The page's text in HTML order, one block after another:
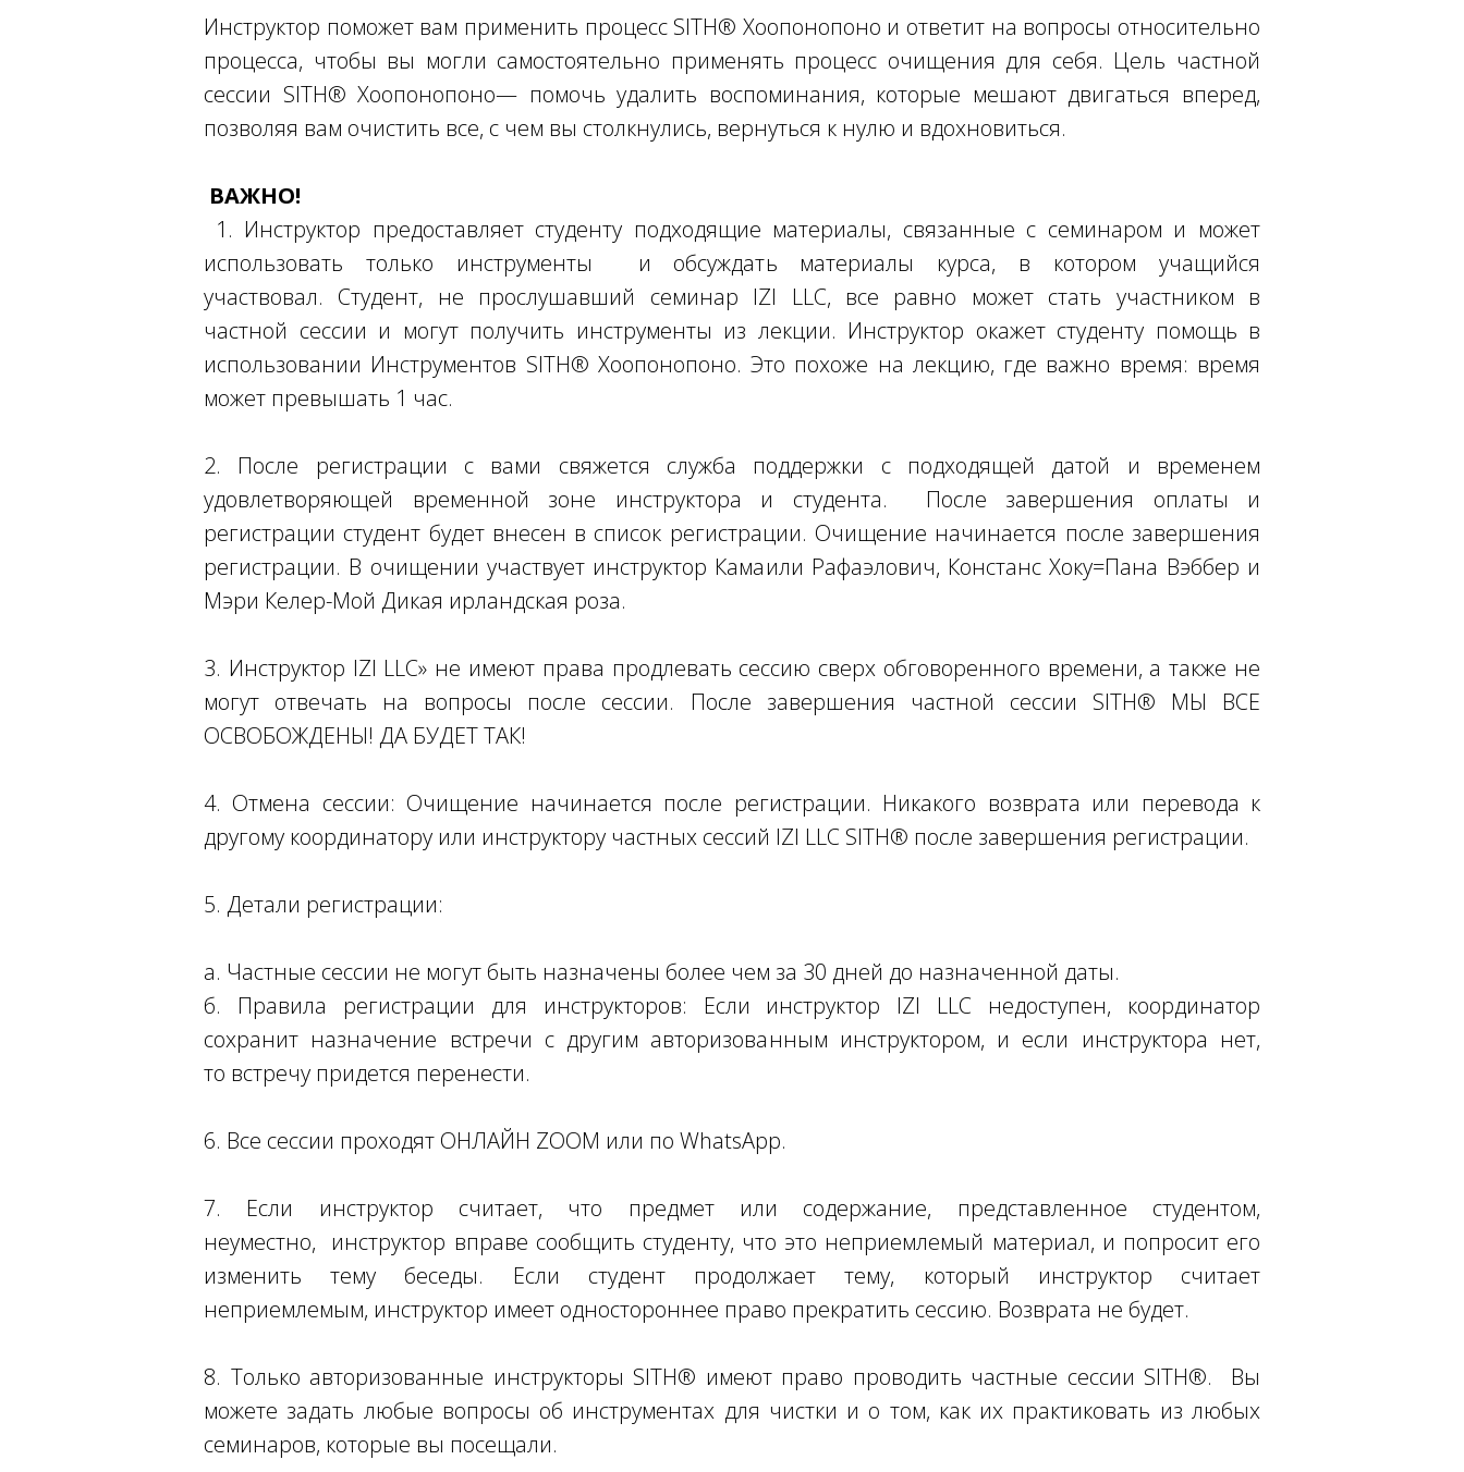
Инструктор поможет вам применить процесс SITH® Хоопонопоно и ответит на вопросы относительно
процесса, чтобы вы могли самостоятельно применять процесс очищения для себя. Цель частной
сессии SITH® Хоопонопоно— помочь удалить воспоминания, которые мешают двигаться вперед,
позволяя вам очистить все, с чем вы столкнулись, вернуться к нулю и вдохновиться.
ВАЖНО!
1. Инструктор предоставляет студенту подходящие материалы, связанные с семинаром и может
использовать только инструменты и обсуждать материалы курса, в котором учащийся
участвовал. Студент, не прослушавший семинар IZI LLC, все равно может стать участником в
частной сессии и могут получить инструменты из лекции. Инструктор окажет студенту помощь в
использовании Инструментов SITH® Хоопонопоно. Это похоже на лекцию, где важно время: время
может превышать 1 час.
2. После регистрации с вами свяжется служба поддержки с подходящей датой и временем
удовлетворяющей временной зоне инструктора и студента. После завершения оплаты и
регистрации студент будет внесен в список регистрации. Очищение начинается после завершения
регистрации. В очищении участвует инструктор Камаили Рафаэлович, Констанс Хоку=Пана Вэббер и
Мэри Келер-Мой Дикая ирландская роза.
3. Инструктор IZI LLC» не имеют права продлевать сессию сверх обговоренного времени, а также не
могут отвечать на вопросы после сессии. После завершения частной сессии SITH® МЫ ВСЕ
ОСВОБОЖДЕНЫ! ДА БУДЕТ ТАК!
4. Отмена сессии: Очищение начинается после регистрации. Никакого возврата или перевода к
другому координатору или инструктору частных сессий IZI LLC SITH® после завершения регистрации.
5. Детали регистрации:
а. Частные сессии не могут быть назначены более чем за 30 дней до назначенной даты.
б. Правила регистрации для инструкторов: Если инструктор IZI LLC недоступен, координатор
сохранит назначение встречи с другим авторизованным инструктором, и если инструктора нет,
то встречу придется перенести.
6. Все сессии проходят ОНЛАЙН ZOOM или по WhatsApp.
7. Если инструктор считает, что предмет или содержание, представленное студентом,
неуместно, инструктор вправе сообщить студенту, что это неприемлемый материал, и попросит его
изменить тему беседы. Если студент продолжает тему, который инструктор считает
неприемлемым, инструктор имеет одностороннее право прекратить сессию. Возврата не будет.
8. Только авторизованные инструкторы SITH® имеют право проводить частные сессии SITH®. Вы
можете задать любые вопросы об инструментах для чистки и о том, как их практиковать из любых
семинаров, которые вы посещали.